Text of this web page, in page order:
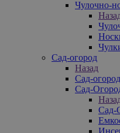
Чулочно-
Сад-огород
Назад
Сад-огород
Сад-
Сад-